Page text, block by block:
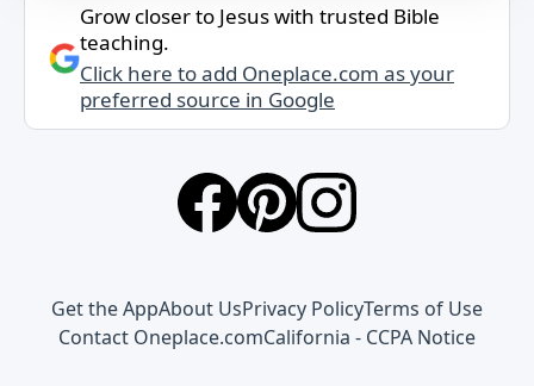
Grow closer to Jesus with trusted Bible
teaching.
Click here to add Oneplace.com as your
preferred source in Google
Get the AppAbout UsPrivacy PolicyTerms of Use
Contact Oneplace.comCalifornia - CCPA Notice